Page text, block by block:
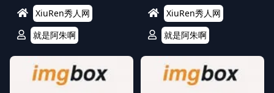
XiuRen秀人网
就是阿朱啊
XiuRen秀人网
就是阿朱啊